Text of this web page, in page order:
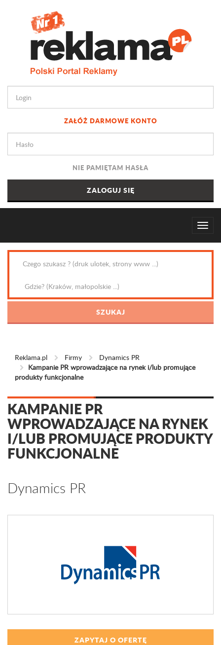
ZAŁÓŻ DARMOWE KONTO
NIE PAMIĘTAM HASŁA
Reklama.pl Firmy
Dynamics PR
Kampanie PR wprowadzające na rynek i/lub promujące
produkty funkcjonalne
KAMPANIE PR
WPROWADZAJĄCE NA RYNEK
I/LUB PROMUJĄCE PRODUKTY
FUNKCJONALNE
Dynamics PR
ZAPYTAJ O OFERTĘ